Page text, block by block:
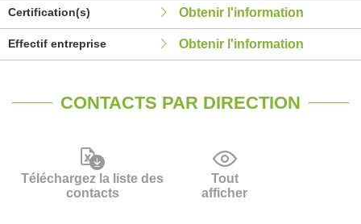
Certification(s) Obtenir l'information
Effectif entreprise Obtenir l'information
CONTACTS PAR DIRECTION
Téléchargez la liste des
contacts
Tout
afficher